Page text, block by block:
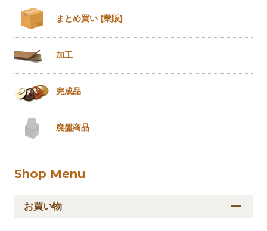
まとめ買い (業販)
加工
完成品
廃盤商品
Shop Menu
お買い物